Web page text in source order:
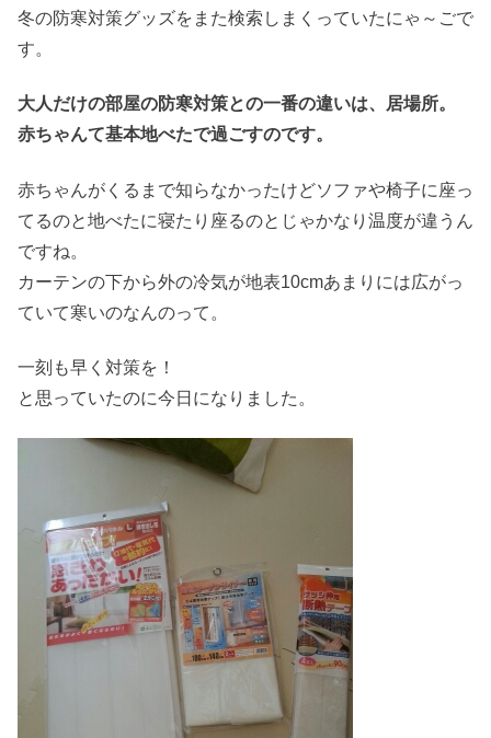
冬の防寒対策グッズをまた検索しまくっていたにゃ～ごで
す。
大人だけの部屋の防寒対策との一番の違いは、居場所。
赤ちゃんて基本地べたで過ごすのです。
赤ちゃんがくるまで知らなかったけどソファや椅子に座っ
てるのと地べたに寝たり座るのとじゃかなり温度が違うん
ですね。
カーテンの下から外の冷気が地表10cmあまりには広がっ
ていて寒いのなんのって。
一刻も早く対策を！
と思っていたのに今日になりました。